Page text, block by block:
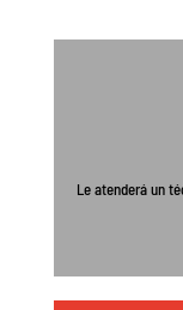
Le atenderá un